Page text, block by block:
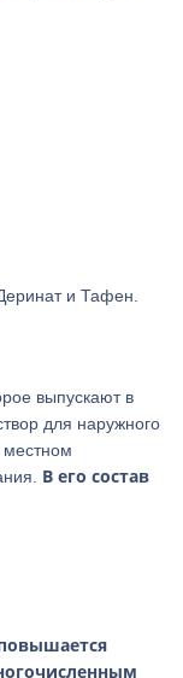
и Тафен.
выпускают в
для наружного
местном
В его состав